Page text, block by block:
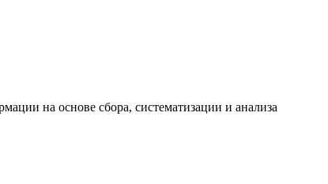
на основе сбора, систематизации и анализа